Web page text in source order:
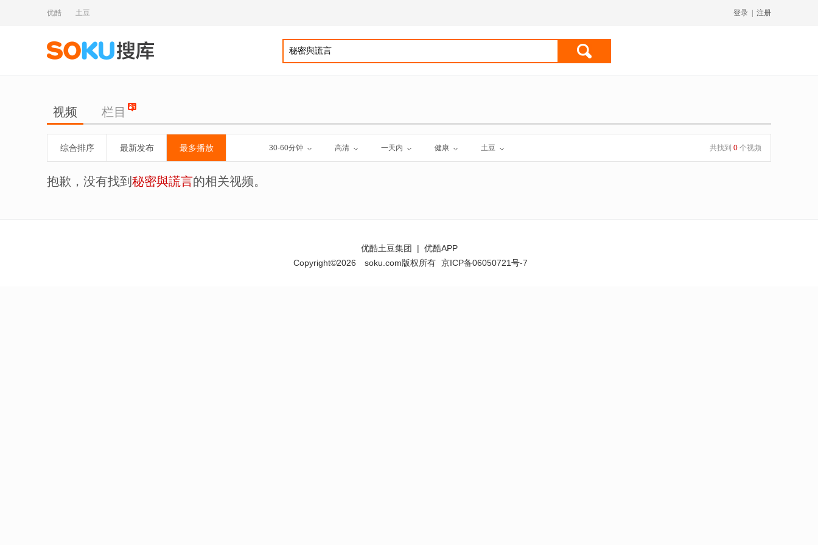
优酷 土豆 登录 注册
视频 栏目
综合排序 最新发布 最多播放 30-60分钟 高清 一天内 健康 土豆 共找到 0 个视频
抱歉，没有找到 秘密與謊言的相关视频。
优酷土豆集团 | 优酷APP
Copyright©2026
soku.com版权所有 京ICP备06050721号-7